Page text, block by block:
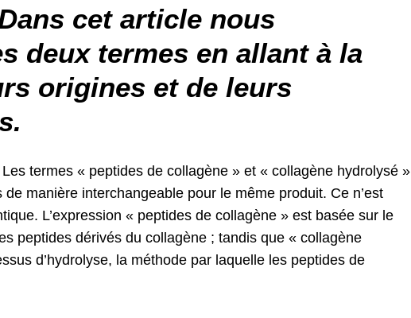
cet article nous
deux termes en allant à la
origines et de leurs
termes « peptides de collagène » et « collagène hydrolysé »
manière interchangeable pour le même produit. Ce n’est
L’expression « peptides de collagène » est basée sur le
peptides dérivés du collagène ; tandis que « collagène
d’hydrolyse, la méthode par laquelle les peptides de